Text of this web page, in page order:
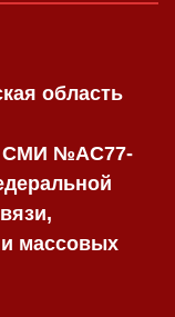
область
СМИ №AC77-
массовых